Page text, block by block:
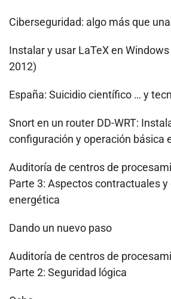
Ciberseguridad: algo más que
Instalar y usar LaTeX en
2012)
España: Suicidio científico … y
Snort en un router DD-WRT:
configuración y operación básica
Auditoría de centros de
Parte 3: Aspectos contractuales y
energética
Dando un nuevo paso
Auditoría de centros de
Parte 2: Seguridad lógica